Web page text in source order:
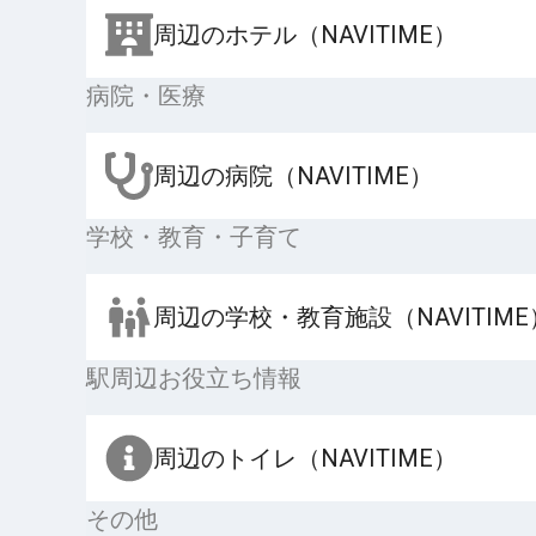
周辺のホテル（NAVITIME）
病院・医療
周辺の病院（NAVITIME）
学校・教育・子育て
周辺の学校・教育施設（NAVITIME
駅周辺お役立ち情報
周辺のトイレ（NAVITIME）
その他